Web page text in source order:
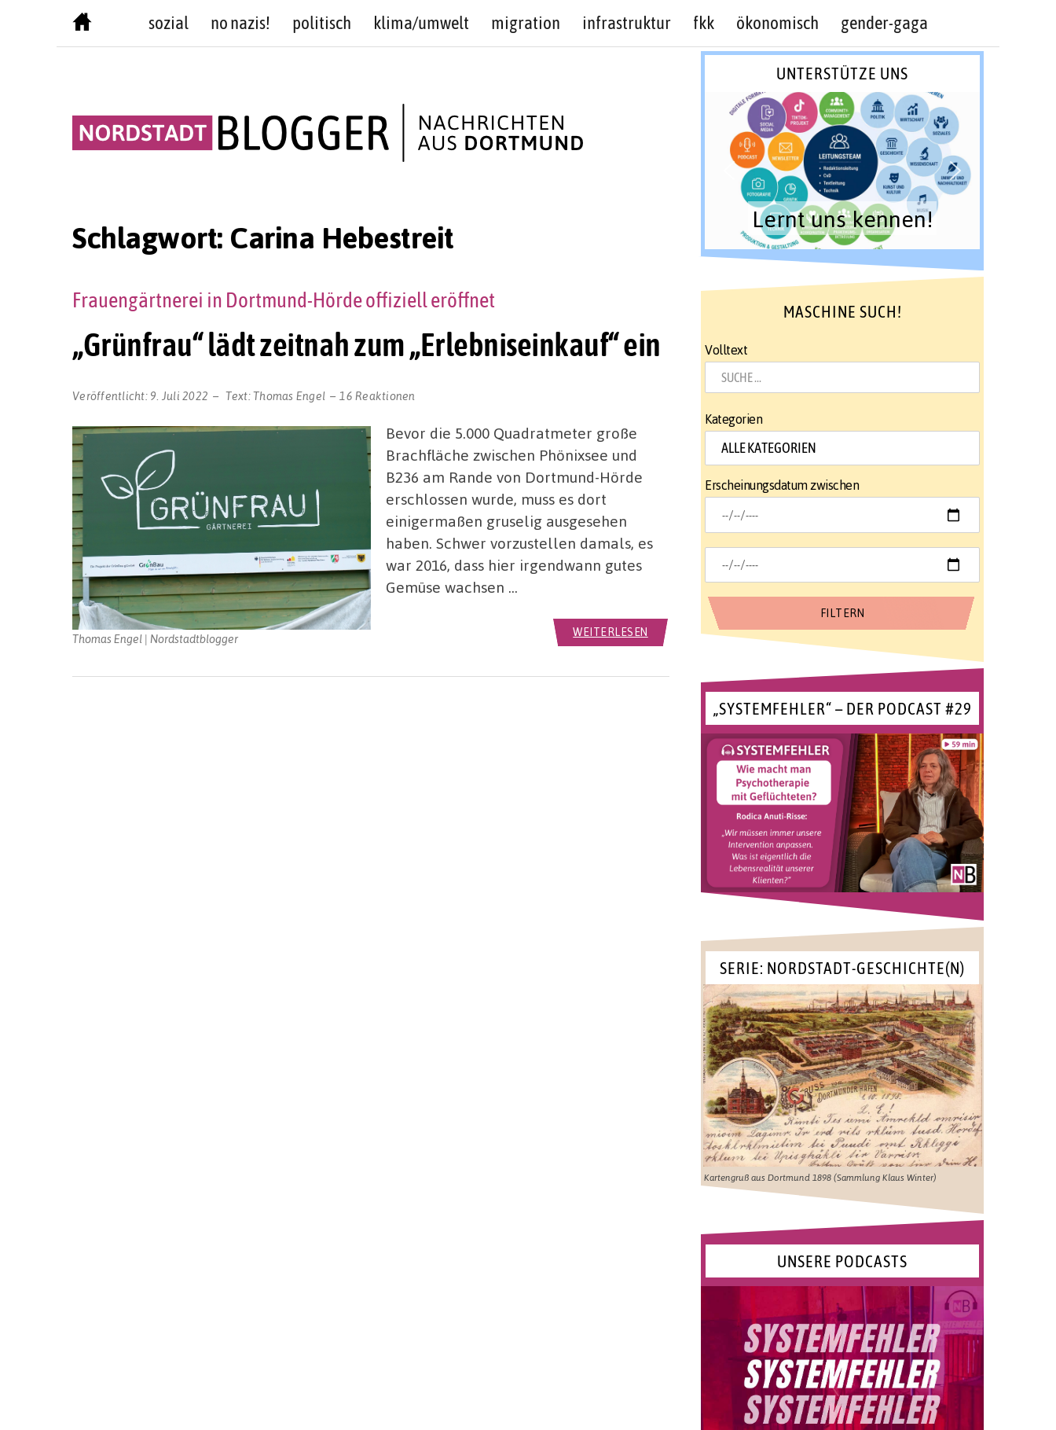
sozial no nazis! politisch klima/umwelt migration infrastruktur fkk ökonomisch gender-gaga
Schlagwort: Carina Hebestreit
„Grünfrau“ lädt zeitnah zum „Erlebniseinkauf“ ein
Frauengärtnerei in Dortmund-Hörde offiziell eröffnet
Veröffentlicht: 9. Juli 2022 Text:Thomas Engel 16 Reaktionen
Thomas Engel | Nordstadtblogger
Bevor die 5.000 Quadratmeter große
Brachfläche zwischen Phönixsee und
B236 am Rande von Dortmund-Hörde
erschlossen wurde, muss es dort
einigermaßen gruselig ausgesehen
haben. Schwer vorzustellen damals, es
war 2016, dass hier irgendwann gutes
Gemüse wachsen …
WEITERLESEN
UNTERSTÜTZE UNS
Lernt uns kennen!
MASCHINE SUCH!
Volltext
Kategorien
Erscheinungsdatum zwischen
„SYSTEMFEHLER“ – DER PODCAST #29
SERIE: NORDSTADT-GESCHICHTE(N)
Kartengruß aus Dortmund 1898 (Sammlung Klaus Winter)
UNSERE PODCASTS